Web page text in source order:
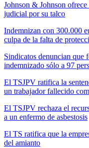
Johnson & Johnson
judicial por su talco
Indemnizan con 300.000
culpa de la falta de
Sindicatos denuncian que
indemnizado sólo a 97
El TSJPV ratifica la
un trabajador fallecido
El TSJPV rechaza el
a un enfermo de asbestosis
El TS ratifica que la
del amianto